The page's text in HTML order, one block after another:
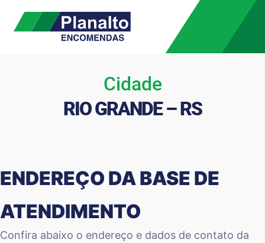
Cidade
RIO GRANDE – RS
ENDEREÇO DA BASE DE
ATENDIMENTO
Confira abaixo o endereço e dados de contato da